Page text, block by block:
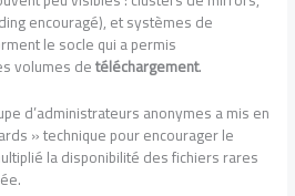
encouragé), et systèmes de
le socle qui a permis
volumes detéléchargement.
d’administrateurs anonymes a mis en
» technique pour encourager le
la disponibilité des fichiers rares